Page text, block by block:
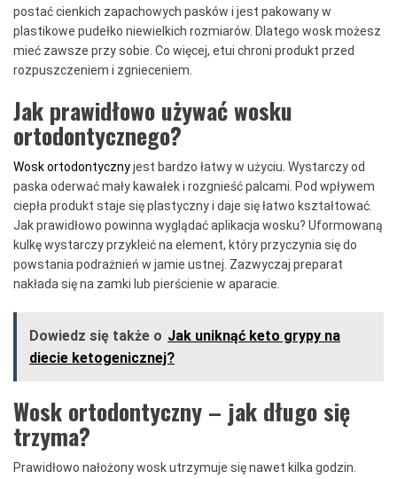
postać cienkich zapachowych pasków i jest pakowany w
plastikowe pudełko niewielkich rozmiarów. Dlatego wosk możesz
mieć zawsze przy sobie. Co więcej, etui chroni produkt przed
rozpuszczeniem i zgnieceniem.
Jak prawidłowo używać wosku
ortodontycznego?
Wosk ortodontycznyjest bardzo łatwy w użyciu. Wystarczy od
paska oderwać mały kawałek i rozgnieść palcami. Pod wpływem
ciepła produkt staje się plastyczny i daje się łatwo kształtować.
Jak prawidłowo powinna wyglądać aplikacja wosku? Uformowaną
kulkę wystarczy przykleić na element, który przyczynia się do
powstania podrażnień w jamie ustnej. Zazwyczaj preparat
nakłada się na zamki lub pierścienie w aparacie.
Dowiedz się także o Jak uniknąć keto grypy na
diecie ketogenicznej?
Wosk ortodontyczny – jak długo się
trzyma?
Prawidłowo nałożony wosk utrzymuje się nawet kilka godzin.